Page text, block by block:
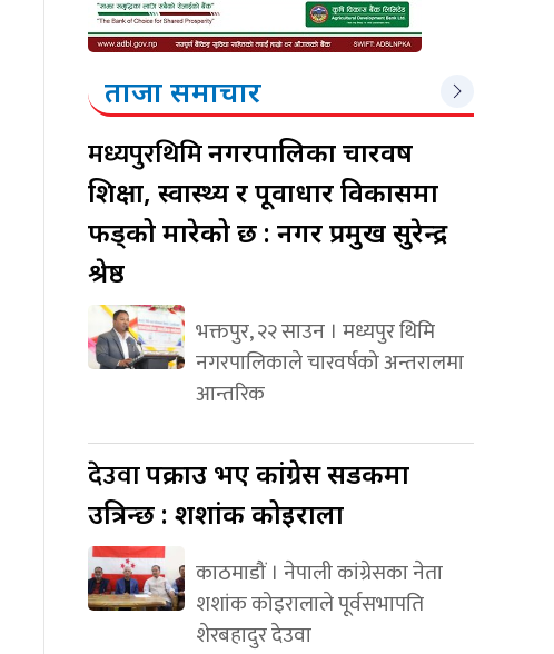
ताजा समाचार
मध्यपुरथिमिनगरपालिका चारवर्ष
शिक्षा, स्वास्थ्य र पूर्वाधार विकासमा
फड्को मारेको छ : नगर प्रमुख सुरेन्द्र
श्रेष्ठ
भक्तपुर, २२ साउन । मध्यपुर थिमि
नगरपालिकाले चारवर्षको अन्तरालमा
आन्तरिक
देउवापक्राउ भए कांग्रेस सडकमा
उत्रिन्छ : शशांक कोइराला
काठमाडौं । नेपाली कांग्रेसका नेता
शशांक कोइरालाले पूर्वसभापति
शेरबहादुर देउवा